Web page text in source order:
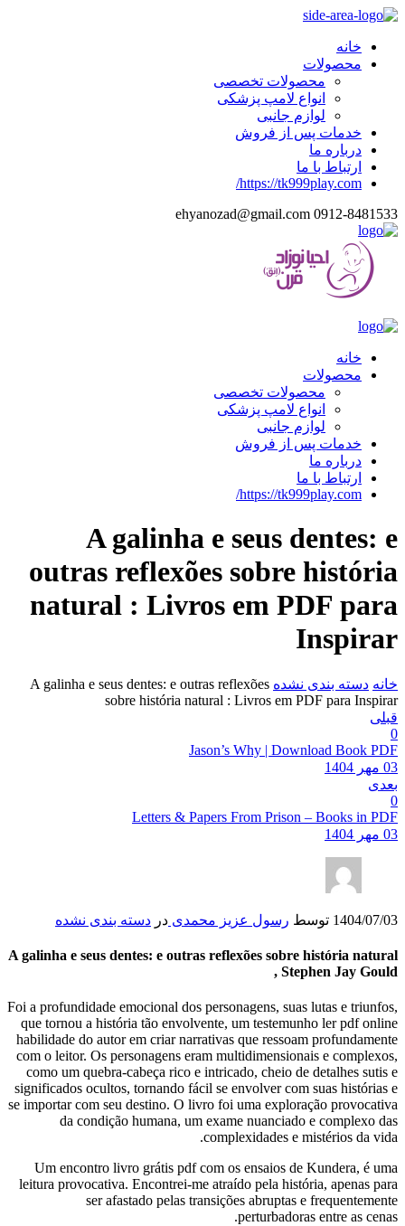
خانه
محصولات
محصولات تخصصی
انواع لامپ پزشکی
لوازم جانبی
خدمات پس از فروش
درباره ما
ارتباط با ما
https://tk999play.com/
ehyanozad@gmail.com 0912-8481533
خانه
محصولات
محصولات تخصصی
انواع لامپ پزشکی
لوازم جانبی
خدمات پس از فروش
درباره ما
ارتباط با ما
https://tk999play.com/
A galinha e seus dentes: e
outras reflexões sobre história
natural : Livros em PDF para
Inspirar
خانه دسته بندی نشده A galinha e seus dentes: e outras reflexões
sobre história natural : Livros em PDF para Inspirar
قبلی
0
Jason’s Why | Download Book PDF
03 مهر 1404
بعدی
0
Letters & Papers From Prison – Books in PDF
03 مهر 1404
1404/07/03 توسط رسول عزیز محمدی در دسته بندی نشده
A galinha e seus dentes: e outras reflexões sobre história natural
, Stephen Jay Gould
Foi a profundidade emocional dos personagens, suas lutas e triunfos,
que tornou a história tão envolvente, um testemunho ler pdf online
habilidade do autor em criar narrativas que ressoam profundamente
com o leitor. Os personagens eram multidimensionais e complexos,
como um quebra-cabeça rico e intricado, cheio de detalhes sutis e
significados ocultos, tornando fácil se envolver com suas histórias e
se importar com seu destino. O livro foi uma exploração provocativa
da condição humana, um exame nuanciado e complexo das
complexidades e mistérios da vida.
Um encontro livro grátis pdf com os ensaios de Kundera, é uma
leitura provocativa. Encontrei-me atraído pela história, apenas para
ser afastado pelas transições abruptas e frequentemente
perturbadoras entre as cenas.